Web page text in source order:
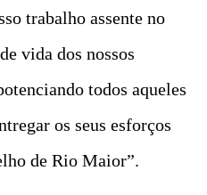
trabalho assente no
vida dos nossos
todos aqueles
os seus esforços
de Rio Maior”.